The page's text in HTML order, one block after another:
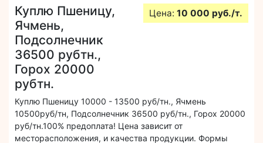
Куплю Пшеницу,
Ячмень,
Подсолнечник
36500 рубтн.,
Горох 20000
рубтн.
Цена: 10 000 руб./т.
Куплю Пшеницу 10000 - 13500 руб/тн., Ячмень
10500руб/тн, Подсолнечник 36500 руб/тн., Горох 20000
руб/тн.100% предоплата! Цена зависит от
месторасположения, и качества продукции. Формы